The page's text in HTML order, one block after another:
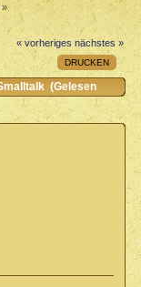
»
« vorheriges nächstes »
DRUCKEN
(Gelesen